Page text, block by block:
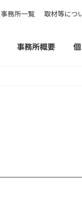
事務所一覧 取材等につ
事務所概要